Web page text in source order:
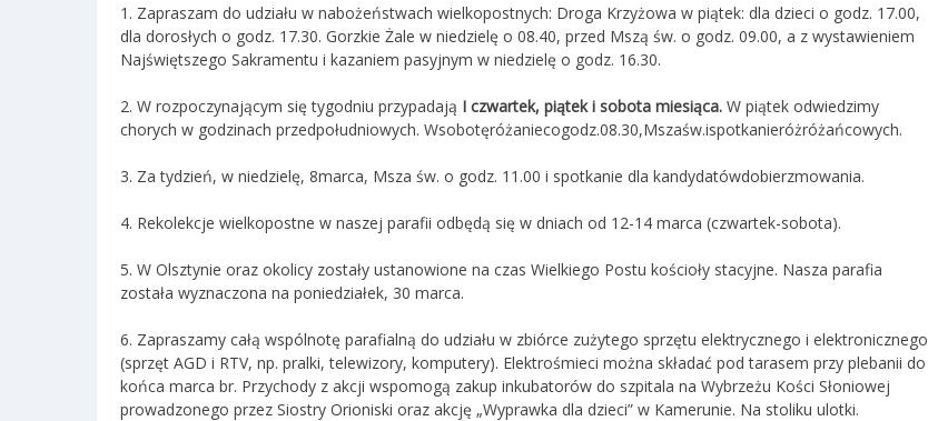
1. Zapraszam do udziału w nabożeństwach wielkopostnych: Droga Krzyżowa w piątek: dla dzieci o godz. 17.00,
dla dorosłych o godz. 17.30. Gorzkie Żale w niedzielę o 08.40, przed Mszą św. o godz. 09.00, a z wystawieniem
Najświętszego Sakramentu i kazaniem pasyjnym w niedzielę o godz. 16.30.
2. W rozpoczynającym się tygodniu przypadają I czwartek, piątek i sobota miesiąca. W piątek odwiedzimy
chorych w godzinach przedpołudniowych. Wsobotęróżaniecogodz.08.30,Mszaśw.ispotkanieróżróżańcowych.
3. Za tydzień, w niedzielę, 8marca, Msza św. o godz. 11.00 i spotkanie dla kandydatówdobierzmowania.
4. Rekolekcje wielkopostne w naszej parafii odbędą się w dniach od 12-14 marca (czwartek-sobota).
5. W Olsztynie oraz okolicy zostały ustanowione na czas Wielkiego Postu kościoły stacyjne. Nasza parafia
została wyznaczona na poniedziałek, 30 marca.
6. Zapraszamy całą wspólnotę parafialną do udziału w zbiórce zużytego sprzętu elektrycznego i elektronicznego
(sprzęt AGD i RTV, np. pralki, telewizory, komputery). Elektrośmieci można składać pod tarasem przy plebanii do
końca marca br. Przychody z akcji wspomogą zakup inkubatorów do szpitala na Wybrzeżu Kości Słoniowej
prowadzonego przez Siostry Orioniski oraz akcję „Wyprawka dla dzieci” w Kamerunie. Na stoliku ulotki.